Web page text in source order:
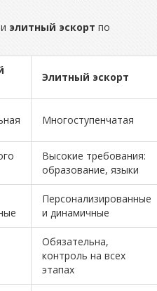
элитный эскорт по
Элитный эскорт
Многоступенчатая
Высокие требования:
образование, языки
Персонализированные
и динамичные
Обязательна,
контроль на всех
этапах